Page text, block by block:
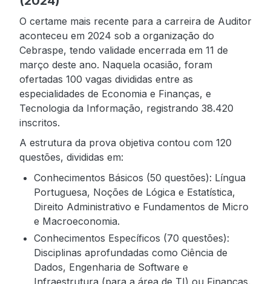
O certame mais recente para a carreira de Auditor
aconteceu em 2024 sob a organização do
Cebraspe, tendo validade encerrada em 11 de
março deste ano. Naquela ocasião, foram
ofertadas 100 vagas divididas entre as
especialidades de Economia e Finanças, e
Tecnologia da Informação, registrando 38.420
inscritos.
A estrutura da prova objetiva contou com 120
questões, divididas em:
Conhecimentos Básicos (50 questões): Língua
Portuguesa, Noções de Lógica e Estatística,
Direito Administrativo e Fundamentos de Micro
e Macroeconomia.
Conhecimentos Específicos (70 questões):
Disciplinas aprofundadas como Ciência de
Dados, Engenharia de Software e
Infraestrutura (para a área de TI) ou Finanças,